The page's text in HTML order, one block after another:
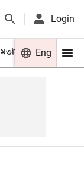
Login
মতামত খেলা
Eng